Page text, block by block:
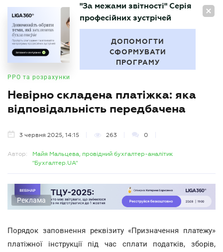
UA
БУХГАЛТЕР
"За межами звітності" Серія
професійних зустрічей
ДОПОМОГТИ
СФОРМУВАТИ
ПРОГРАМУ
РРО та розрахунки
Невірно складена платіжка: яка
відповідальність передбачена
3 червня 2025, 14:15 263 0
Автор:
Майя Мальцева, провідний бухгалтер-аналітик
"Бухгалтер.UA"
Реклама
Порядок заповнення реквізиту «Призначення платежу»
платіжної інструкції під час сплати податків, зборів,